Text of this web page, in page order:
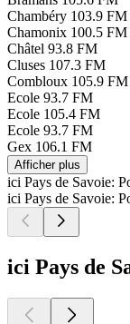
Chambéry 103.9 FM
Chamonix 100.5 FM
Châtel 93.8 FM
Cluses 107.3 FM
Combloux 105.9 FM
Ecole 93.7 FM
Ecole 105.4 FM
Ecole 93.7 FM
Gex 106.1 FM
Afficher plus
ici Pays de Savoie:
ici Pays de Savoie:
ici Pays de